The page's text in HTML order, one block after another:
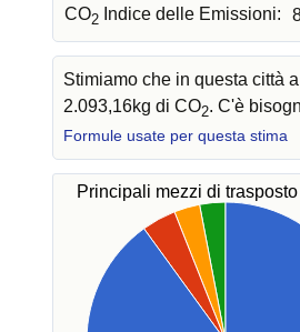
CO2 Indice delle Emissioni:
Stimiamo che in questa città
2.093,16kg di CO2. C'è
Formule usate per questa stima
Principali mezzi di